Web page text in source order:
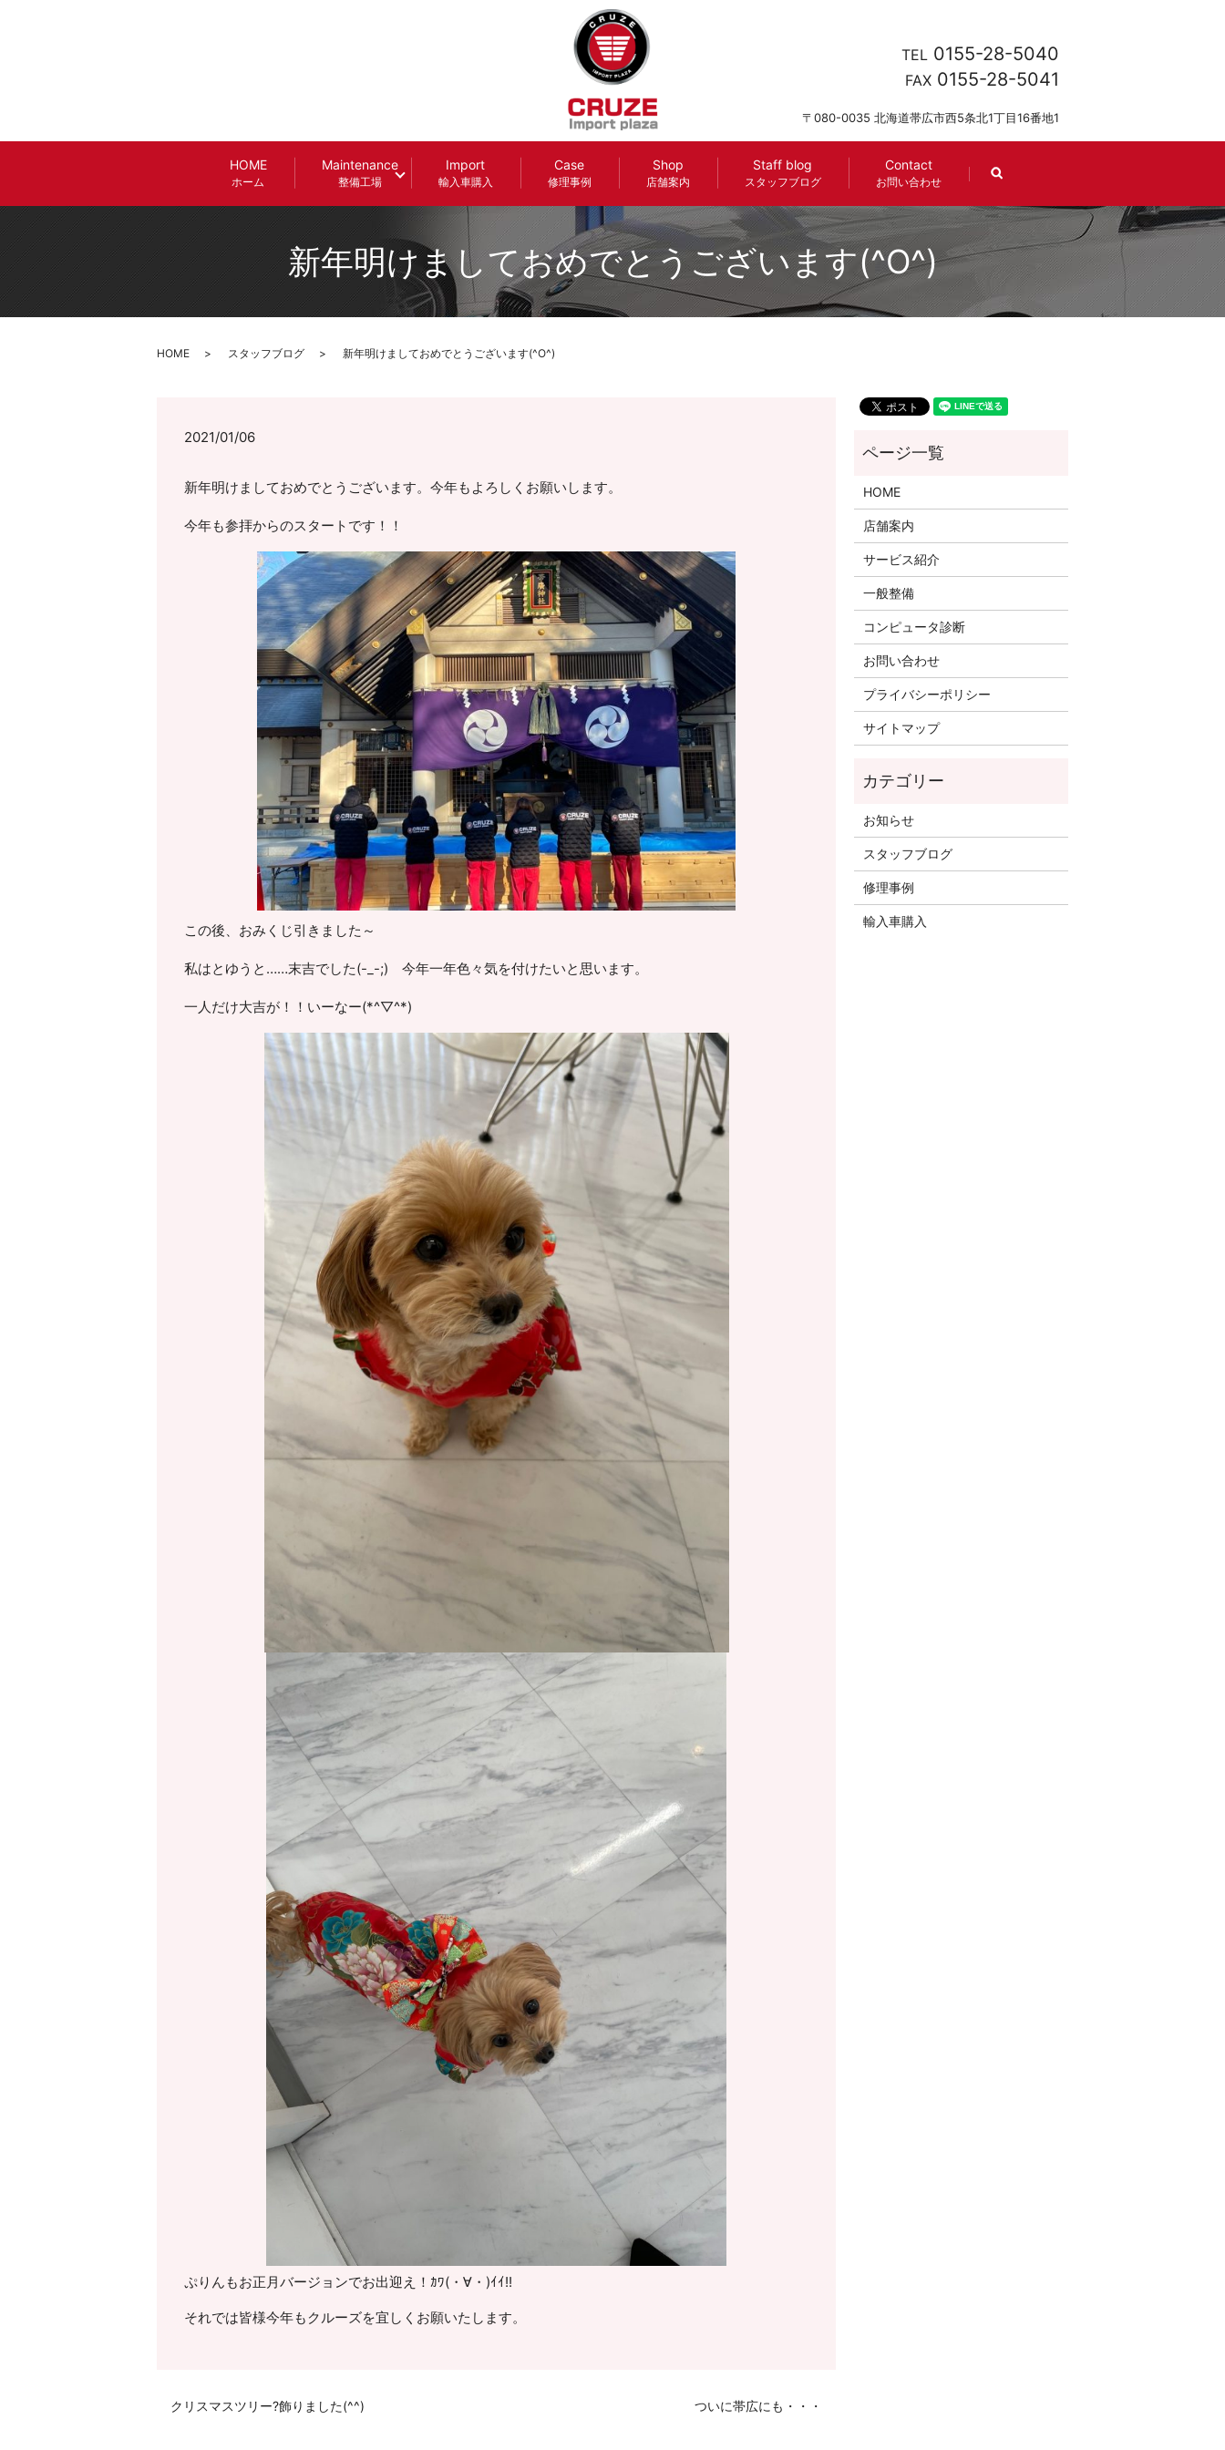
HOME
ホーム
Maintenance
整備工場
Import
輸入車購入
Case
修理事例
Shop
店舗案内
Staff blog
スタッフブログ
Contact
お問い合わせ search
TEL 0155-28-5040
FAX 0155-28-5041
〒080-0035 北海道帯広市西5条北1丁目16番地1
新年明けましておめでとうございます(^O^)
HOME スタッフブログ 新年明けましておめでとうございます(^O^)
2021/01/06
新年明けましておめでとうございます。今年もよろしくお願いします。
今年も参拝からのスタートです！！
この後、おみくじ引きました～
私はとゆうと……末吉でした(-_-;) 今年一年色々気を付けたいと思います。
一人だけ大吉が！！いーなー(*^▽^*)
ぷりんもお正月バージョンでお出迎え！ｶﾜ(・∀・)ｲｲ!!
それでは皆様今年もクルーズを宜しくお願いたします。
クリスマスツリー?飾りました(^^) ついに帯広にも・・・
HOME
店舗案内
サービス紹介
一般整備
コンピュータ診断
お問い合わせ
プライバシーポリシー
サイトマップ
お知らせ
スタッフブログ
修理事例
輸入車購入